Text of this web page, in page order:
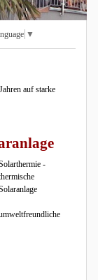
▼
auf starke
-